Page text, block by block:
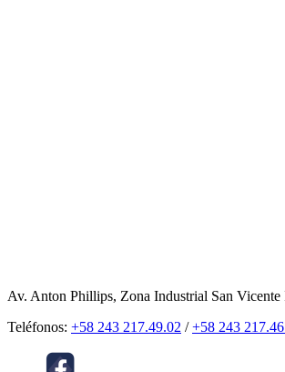
Av. Anton Phillips, Zona Industrial San Vicente
Teléfonos: +58 243 217.49.02 /+58 243